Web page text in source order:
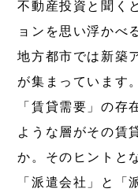
不動産投資と聞く
ョンを思い浮かべ
地方都市では新築
が集まっています
「賃貸需要」の存
ような層がその賃
か。そのヒントと
「派遣会社」と「